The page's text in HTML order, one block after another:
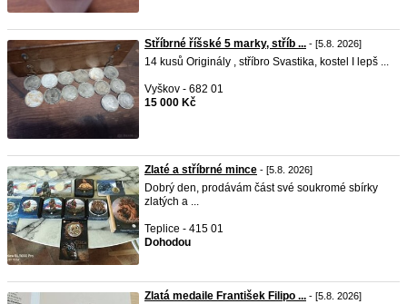
Stříbrné říšské 5 marky, stříb ... - [5.8. 2026]
14 kusů Originály , stříbro Svastika, kostel I lepš ...
Vyškov - 682 01
15 000 Kč
Zlaté a stříbrné mince - [5.8. 2026]
Dobrý den, prodávám část své soukromé sbírky
zlatých a ...
Teplice - 415 01
Dohodou
Zlatá medaile František Filipo ... - [5.8. 2026]